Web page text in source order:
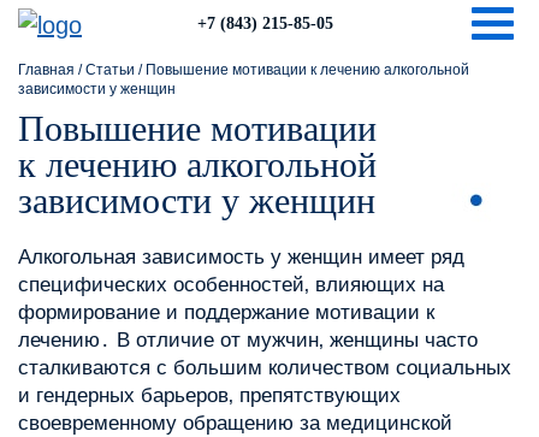
+7 (843) 215-85-05
Главная /Статьи / Повышение мотивации к лечению алкогольной
зависимости у женщин
Повышение мотивации
к лечению алкогольной
зависимости у женщин
Алкогольная зависимость у женщин имеет ряд
специфических особенностей‚ влияющих на
формирование и поддержание мотивации к
лечению․ В отличие от мужчин‚ женщины часто
сталкиваются с большим количеством социальных
и гендерных барьеров‚ препятствующих
своевременному обращению за медицинской